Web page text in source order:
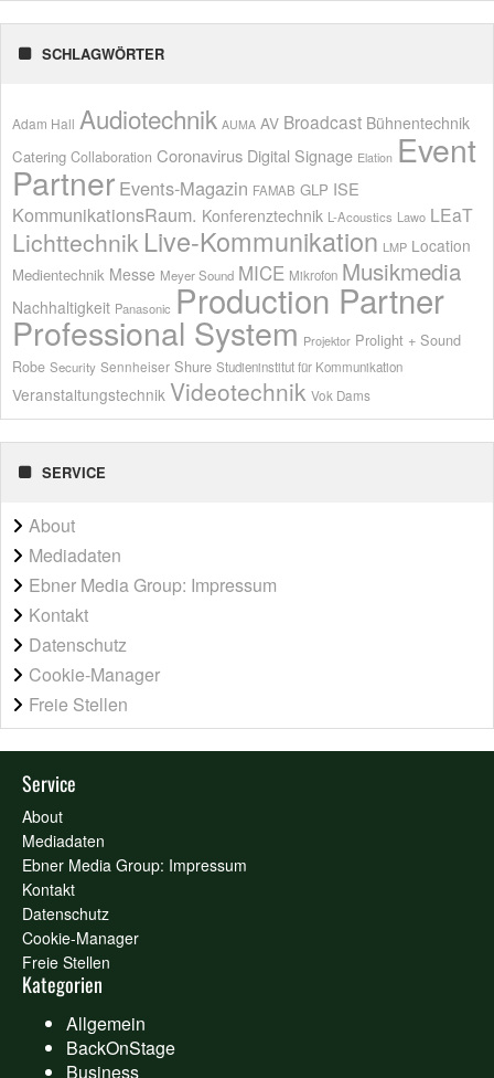
SCHLAGWÖRTER
Adam Hall Audiotechnik AUMA AV Broadcast Bühnentechnik
Catering Collaboration Coronavirus Digital Signage Elation Event
Partner Events-Magazin FAMAB GLP ISE
KommunikationsRaum. Konferenztechnik L-Acoustics Lawo LEaT
Lichttechnik Live-Kommunikation LMP Location
Medientechnik Messe Meyer Sound MICE Mikrofon Musikmedia
Nachhaltigkeit Panasonic Production Partner
Professional System Projektor Prolight + Sound
Robe Security Sennheiser Shure Studieninstitut für Kommunikation
Veranstaltungstechnik Videotechnik Vok Dams
SERVICE
About
Mediadaten
Ebner Media Group: Impressum
Kontakt
Datenschutz
Cookie-Manager
Freie Stellen
Service
About
Mediadaten
Ebner Media Group: Impressum
Kontakt
Datenschutz
Cookie-Manager
Freie Stellen
Kategorien
Allgemein
BackOnStage
Business